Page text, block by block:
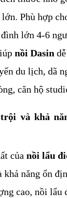
Phù hợp
lớn 4-6
nồi Dasin
du lịch, dã
căn hộ
và khả
của nồi lẩu
năng ổn
cao, nồi lẩu